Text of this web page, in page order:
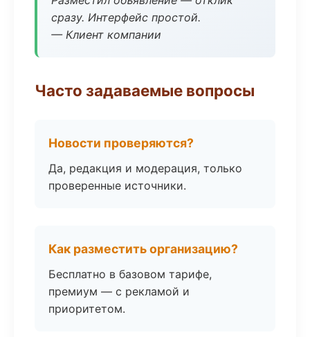
сразу. Интерфейс простой.
— Клиент компании
Часто задаваемые вопросы
Новости проверяются?
Да, редакция и модерация, только
проверенные источники.
Как разместить организацию?
Бесплатно в базовом тарифе,
премиум — с рекламой и
приоритетом.